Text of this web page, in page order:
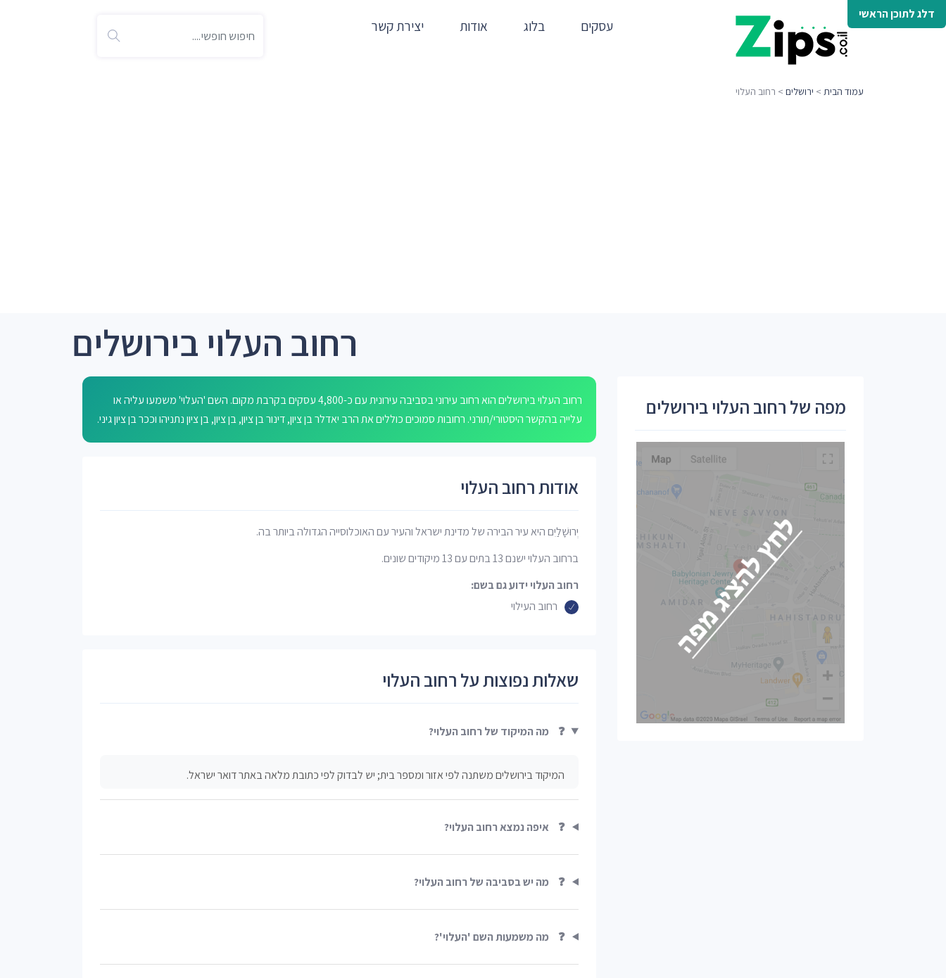
דלג לתוכן הראשי
עסקים בלוג אודות יצירת קשר
עמוד הבית > ירושלים > רחוב העלוי
רחוב העלוי בירושלים
רחוב העלוי בירושלים הוא רחוב עירוני בסביבה עירונית עם כ-4,800 עסקים בקרבת מקום. השם 'העלוי' משמעו עליה או
עלייה בהקשר היסטורי/תורני. רחובות סמוכים כוללים את הרב יאדלר בן ציון, דינור בן ציון, בן ציון, בן ציון נתניהו וככר בן ציון גיני.
אודות רחוב העלוי
יְרוּשָׁלַיִם היא עיר הבירה של מדינת ישראל והעיר עם האוכלוסייה הגדולה ביותר בה.
ברחוב העלוי ישנם 13 בתים עם 13 מיקודים שונים.
רחוב העלוי ידוע גם בשם:
רחוב העילוי
שאלות נפוצות על רחוב העלוי
❓ מה המיקוד של רחוב העלוי?
המיקוד בירושלים משתנה לפי אזור ומספר בית; יש לבדוק לפי כתובת מלאה באתר דואר ישראל.
❓ איפה נמצא רחוב העלוי?
❓ מה יש בסביבה של רחוב העלוי?
❓ מה משמעות השם 'העלוי'?
מפה של רחוב העלוי בירושלים